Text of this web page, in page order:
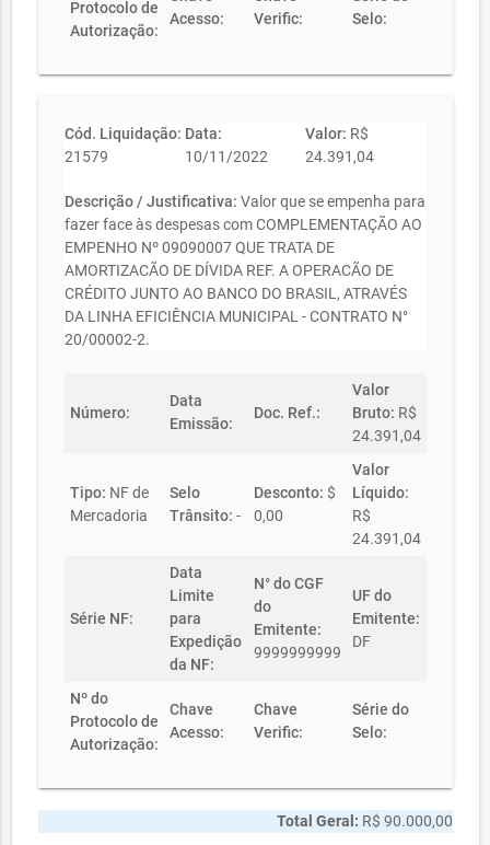
Protocolo de
Autorização:
Acesso:
Verific:
Selo:
Cód. Liquidação:
21579
Data:
10/11/2022
Valor: R$
24.391,04
Descrição / Justificativa: Valor que se empenha para
fazer face às despesas com COMPLEMENTAÇÃO AO
EMPENHO Nº 09090007 QUE TRATA DE
AMORTIZACÃO DE DÍVIDA REF. A OPERACÃO DE
CRÉDITO JUNTO AO BANCO DO BRASIL, ATRAVÉS
DA LINHA EFICIÊNCIA MUNICIPAL - CONTRATO N°
20/00002-2.
Número:
Data
Emissão:
Doc. Ref.:
Valor
Bruto: R$
24.391,04
Tipo: NF de
Mercadoria
Selo
Trânsito: -
Desconto: $
0,00
Valor
Líquido:
R$
24.391,04
Série NF:
Data
Limite
para
Expedição
da NF:
N° do CGF
do
Emitente:
9999999999
UF do
Emitente:
DF
Nº do
Protocolo de
Autorização:
Chave
Acesso:
Chave
Verific:
Série do
Selo:
Total Geral: R$ 90.000,00